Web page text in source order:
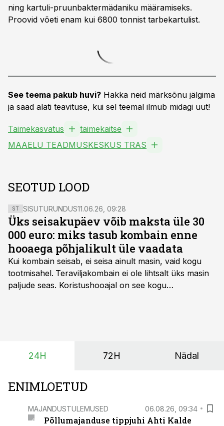
ning kartuli-pruunbaktermädaniku määramiseks.
Proovid võeti enam kui 6800 tonnist tarbekartulist.
See teema pakub huvi? Hakka neid märksõnu jälgima
ja saad alati teavituse, kui sel teemal ilmub midagi uut!
Taimekasvatus
taimekaitse
MAAELU TEADMUSKESKUS TRAS
SEOTUD LOOD
ST SISUTURUNDUS11.06.26, 09:28
Üks seisakupäev võib maksta üle 30
000 euro: miks tasub kombain enne
hooaega põhjalikult üle vaadata
Kui kombain seisab, ei seisa ainult masin, vaid kogu
tootmisahel. Teraviljakombain ei ole lihtsalt üks masin
paljude seas. Koristushooajal on see kogu
24H 72H Nädal
ENIMLOETUD
MAJANDUSTULEMUSED 06.08.26, 09:34
Põllumajanduse tippjuhi Ahti Kalde